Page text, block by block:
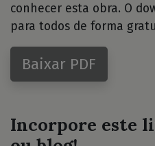
conhecer esta obra. O
para todos de forma
Baixar PDF
Incorpore este